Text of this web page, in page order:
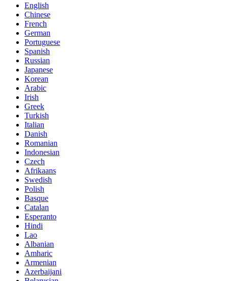
English
Chinese
French
German
Portuguese
Spanish
Russian
Japanese
Korean
Arabic
Irish
Greek
Turkish
Italian
Danish
Romanian
Indonesian
Czech
Afrikaans
Swedish
Polish
Basque
Catalan
Esperanto
Hindi
Lao
Albanian
Amharic
Armenian
Azerbaijani